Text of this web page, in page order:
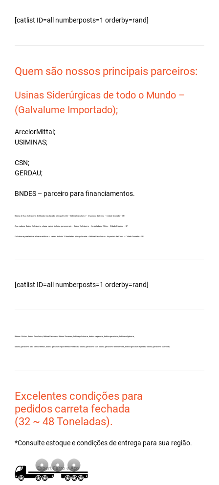
[catlist ID=all numberposts=1 orderby=rand]
Quem são nossos principais parceiros:
Usinas Siderúrgicas de todo o Mundo –
(Galvalume Importado);
ArcelorMittal;
USIMINAS;
CSN;
GERDAU;
BNDES – parceiro para financiamentos.
Bobina de Aço Galvalume distribuidor no atacado, principalmente – Bobina Galvalume – Importada da China – Cidade Dourado – SP.
Aço carbono, Bobina Galvalume, chapa, carreta fechada, por exemplo – Bobina Galvalume – Importada da China – Cidade Dourado – SP.
Galvalume para fabricar telhas metálicas – carreta fechada 32 toneladas, principalmente – Bobina Galvalume – Importada da China – Cidade Dourado – SP.
[catlist ID=all numberposts=1 orderby=rand]
Bobina Aluzinc, Bobina Zincalume, Bobina Galvanew, Bobina Zincanew, bobina galvolume, bobina vagalume, bobina gavolume, bobina valgalume,
bobina galvalume para fabricar telhas, bobina galvalume para telhas metálicas, bobina galvalume csn, bobina galvalume arcelormittal, bobina galvalume gerdau, bobina galvalume usiminas,
Excelentes condições para
pedidos carreta fechada
(32 ~ 48 Toneladas).
*Consulte estoque e condições de entrega para sua região.